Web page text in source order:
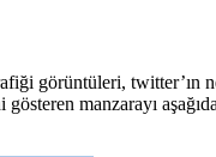
görüntüleri, twitter’ın
gösteren manzarayı